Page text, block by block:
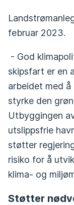
februar 2023.
- God
skipsfart er en
arbeidet med å
styrke den
Utbyggingen
utslippsfrie
støtter
risiko for å
klima- og
Støtter